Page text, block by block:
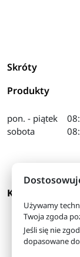
Skróty
Produkty
pon. - piątek
sobota
KONTAKT
Używamy
Twoja zgoda
Jeśli się nie
dopasowane